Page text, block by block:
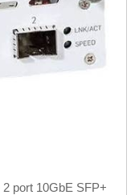
port 10GbE SFP+